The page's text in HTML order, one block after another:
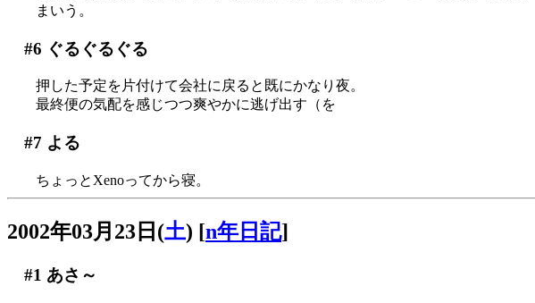
まいう。
#6 ぐるぐるぐる
押した予定を片付けて会社に戻ると既にかなり夜。
最終便の気配を感じつつ爽やかに逃げ出す（を
#7 よる
ちょっとXenoってから寝。
2002年03月23日(土) [n年日記]
#1 あさ～